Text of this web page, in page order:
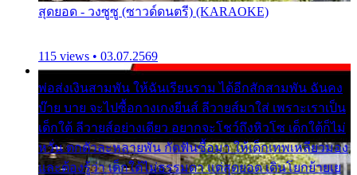
สุดยอด - วงซูซู (ซาวด์ดนตรี) (KARAOKE)
115 views • 03.07.2569
พ่อส่งเงินสามพัน ให้ฉันเรียนราม ได้อีกสักสามพัน ฉันคง
บ๊าย บาย จะไปซื้อกางเกงยีนส์ ลีวายส์มาใส่ เพราะเราเป็น
เด็กใต้ ลีวายส์อย่างเดียว อยากจะโชว์ถึงหิวโซ เด็กใต้ก็ไม่
หวั่น ตกตัวละหลายพัน กัดฟันซื้อมา ให้เด็กเทพเหลียวมอง
และต้องรู้ว่า เด็กใต้ไม่ธรรมดา แต่สุดยอด เดินโยกย้ายเย